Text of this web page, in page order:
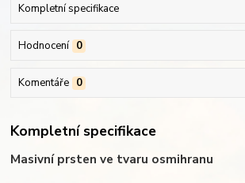
Kompletní specifikace
Hodnocení 0
Komentáře 0
Kompletní specifikace
Masivní prsten ve tvaru osmihranu